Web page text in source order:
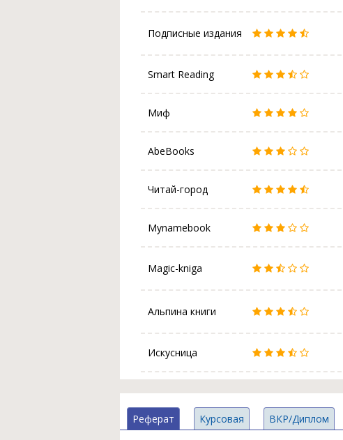
Подписные издания
Smart Reading
Миф
AbeBooks
Читай-город
Mynamebook
Magic-kniga
Альпина книги
Искусница
Реферат Курсовая ВКР/Диплом